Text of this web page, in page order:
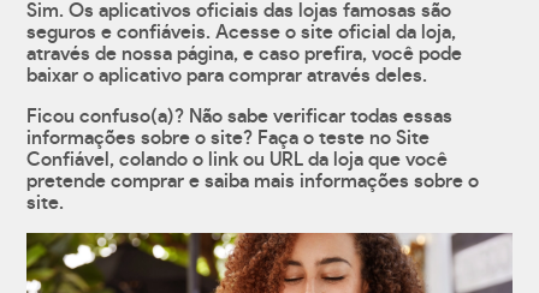
Sim. Os aplicativos oficiais das lojas famosas são
seguros e confiáveis. Acesse o site oficial da loja,
através de nossa página, e caso prefira, você pode
baixar o aplicativo para comprar através deles.
Ficou confuso(a)? Não sabe verificar todas essas
informações sobre o site? Faça o teste no Site
Confiável, colando o link ou URL da loja que você
pretende comprar e saiba mais informações sobre o
site.